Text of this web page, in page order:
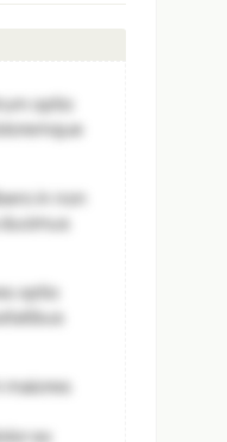
optio
in non
optio
maiores
ex